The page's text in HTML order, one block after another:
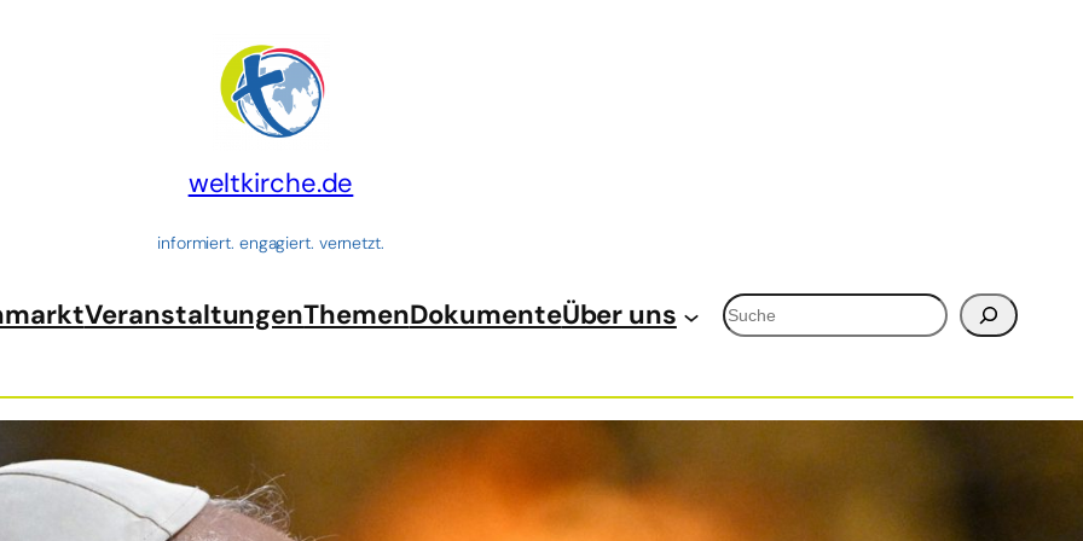
weltkirche.de
informiert. engagiert. vernetzt.
VeranstaltungenThemenDokumenteÜber uns Suchen